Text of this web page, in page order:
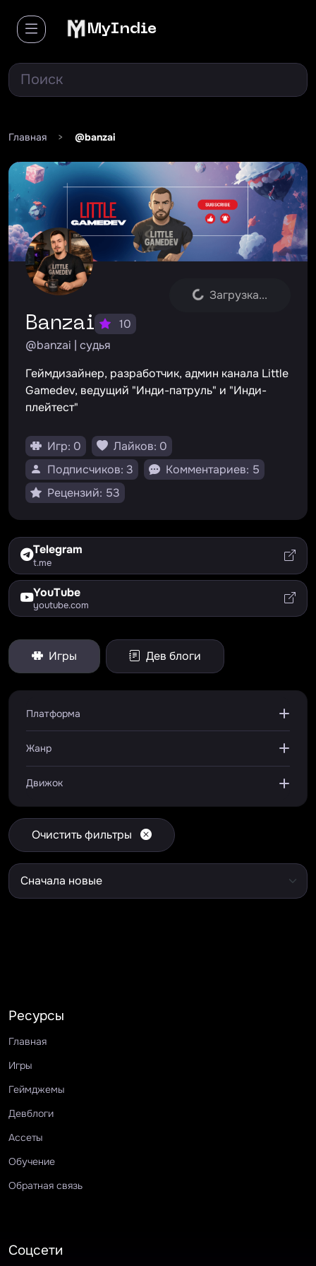
MyIndie
Главная > @banzai
Загрузка...
Banzai
10
@banzai | судья
Геймдизайнер, разработчик, админ канала Little
Gamedev, ведущий "Инди-патруль" и "Инди-
плейтест"
Игр: 0
Лайков: 0
Подписчиков: 3
Комментариев: 5
Рецензий: 53
Telegram
t.me
YouTube
youtube.com
Игры Дев блоги
Платформа
Жанр
Движок
Очистить фильтры
Ресурсы
Главная
Игры
Геймджемы
Девблоги
Ассеты
Обучение
Обратная связь
Соцсети